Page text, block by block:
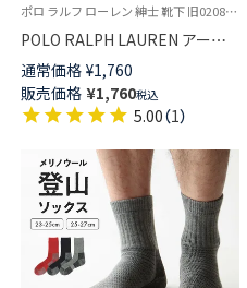
ポロ ラルフ ローレン 紳士 靴下 旧02082579 02082581
POLO RALPH LAUREN アーチ
サポート 足底パイル ワンポイ
ント刺繍 ショート丈 メンズ ソ
ックス 02082590
通常価格 ¥1,760
販売価格 ¥1,760税込
5.00（1）